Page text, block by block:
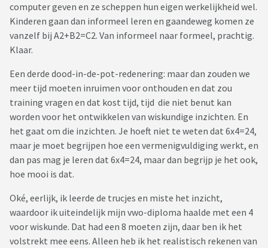
computer geven en ze scheppen hun eigen werkelijkheid wel.
Kinderen gaan dan informeel leren en gaandeweg komen ze
vanzelf bij A2+B2=C2. Van informeel naar formeel, prachtig.
Klaar.
Een derde dood-in-de-pot-redenering: maar dan zouden we
meer tijd moeten inruimen voor onthouden en dat zou
training vragen en dat kost tijd, tijd die niet benut kan
worden voor het ontwikkelen van wiskundige inzichten. En
het gaat om die inzichten. Je hoeft niet te weten dat 6x4=24,
maar je moet begrijpen hoe een vermenigvuldiging werkt, en
dan pas mag je leren dat 6x4=24, maar dan begrijp je het ook,
hoe mooi is dat.
Oké, eerlijk, ik leerde de trucjes en miste het inzicht,
waardoor ik uiteindelijk mijn vwo-diploma haalde met een 4
voor wiskunde. Dat had een 8 moeten zijn, daar ben ik het
volstrekt mee eens. Alleen heb ik het realistisch rekenen van